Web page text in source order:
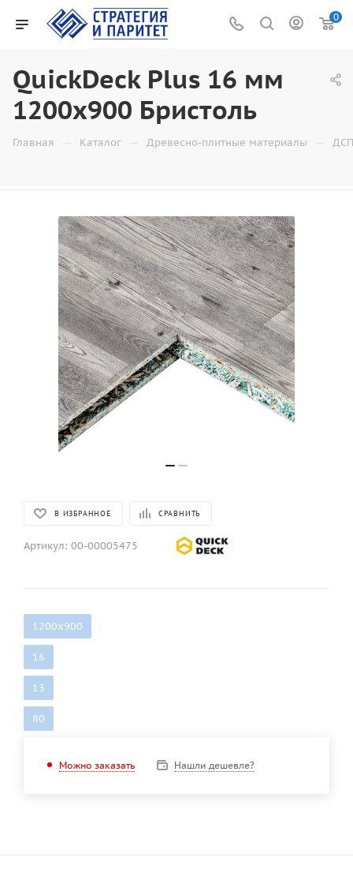
0
QuickDeck Plus 16 мм
1200х900 Бристоль
Главная — Каталог — Древесно-плитные материалы —
В ИЗБРАННОЕ СРАВНИТЬ
Артикул: 00-00005475
1200х900
16
13
80
Можно заказать Нашли дешевле?